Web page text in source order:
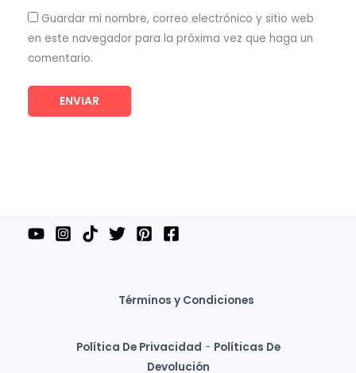
Guardar mi nombre, correo electrónico y sitio web
en este navegador para la próxima vez que haga un
comentario.
Términos y Condiciones
Política De Privacidad - Políticas De
Devolución